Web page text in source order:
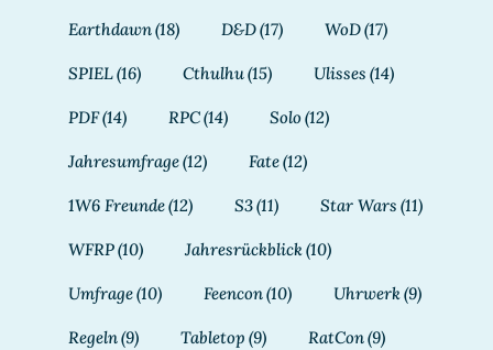
Earthdawn(18) D&D(17) WoD(17)
SPIEL(16) Cthulhu(15) Ulisses (14)
PDF(14) RPC(14) Solo(12)
Jahresumfrage(12) Fate(12)
1W6 Freunde(12) S3(11) Star Wars (11)
WFRP(10) Jahresrückblick(10)
Umfrage(10) Feencon(10) Uhrwerk(9)
Regeln(9) Tabletop (9) RatCon(9)